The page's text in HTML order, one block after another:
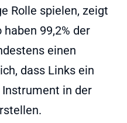
Rolle spielen, zeigt
haben 99,2% der
einen
dass Links ein
in der